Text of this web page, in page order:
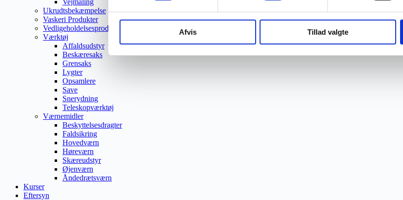
Afvis Tillad valgte
Ukrudtsbekæmpelse
Vaskeri Produkter
Vedligeholdelsesprodukter
Værktøj
Affaldsudstyr
Beskæresaks
Grensaks
Lygter
Opsamlere
Save
Snerydning
Teleskopværktøj
Værnemidler
Beskyttelsesdragter
Faldsikring
Hovedværn
Høreværn
Skæreudstyr
Øjenværn
Åndedrætsværn
Kurser
Eftersyn